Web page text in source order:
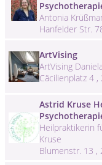
Antonia
Hanfelder Str.
ArtVising
ArtVising
Cäcilienplatz 4
Astrid Kruse
Heilpraktikerin
Kruse
Blumenstr. 13 ,